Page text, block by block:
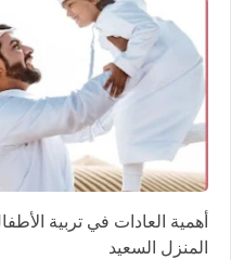
أهمية العادات في تربية
المنزل السعيد